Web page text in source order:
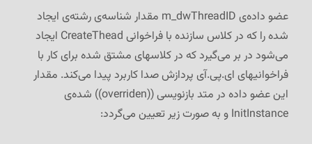
عضو داده‌ی m_dwThreadID مقدار شناسه‌ی رشته‌ی ایجاد
شده را که در کلاس سازنده با فراخوانی CreateThead ایجاد
می‌شود در بر می‌گیرد که در کلاسهای مشتق شده برای کار با
فراخوانیهای ای.پی.آی پردازش صدا کاربرد پیدا می‌کند. مقدار
این عضو داده در متد بازنویسی ((overriden)) شده‌ی
InitInstance و به صورت زیر تعیین می‌گردد: